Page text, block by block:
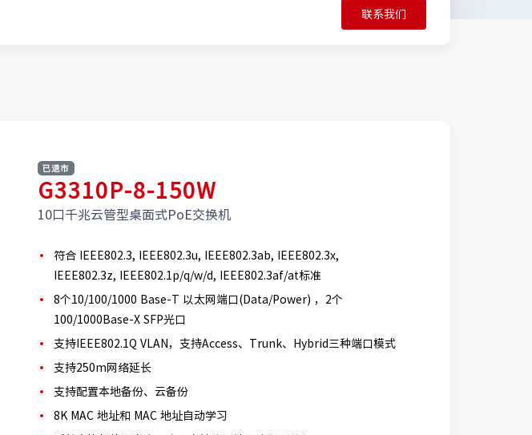
联系我们
已退市
G3310P-8-150W
10口千兆云管型桌面式PoE交换机
符合 IEEE802.3, IEEE802.3u, IEEE802.3ab, IEEE802.3x,
IEEE802.3z, IEEE802.1p/q/w/d, IEEE802.3af/at标准
8个10/100/1000 Base-T 以太网端口(Data/Power) ，2个
100/1000Base-X SFP光口
支持IEEE802.1Q VLAN，支持Access、Trunk、Hybrid三种端口模式
支持250m网络延长
支持配置本地备份、云备份
8K MAC 地址和 MAC 地址自动学习